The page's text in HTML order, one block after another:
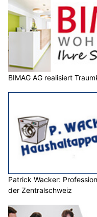
BIMAG AG realisiert
Patrick Wacker:
der Zentralschweiz